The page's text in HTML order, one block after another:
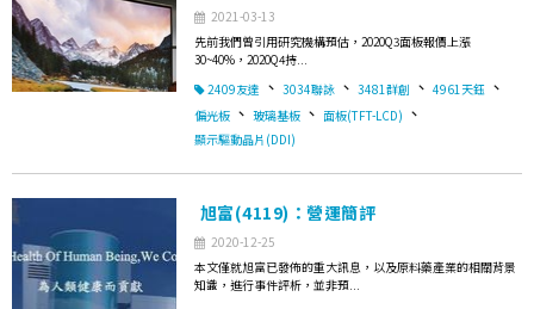
2021-03-13
先前我們曾引用研究機構預估，2020Q3面板報價上漲
30~40%，2020Q4持...
2409友達 、 3034聯詠 、 3481群創 、 4961天鈺 、
偏光板 、 玻璃基板 、 面板(TFT-LCD) 、
顯示驅動晶片(DDI)
旭富(4119)：營運簡評
2020-12-25
本文僅就旭富已發佈的重大訊息，以及原料藥產業的相關背景
知識，進行事件評析，並非預...